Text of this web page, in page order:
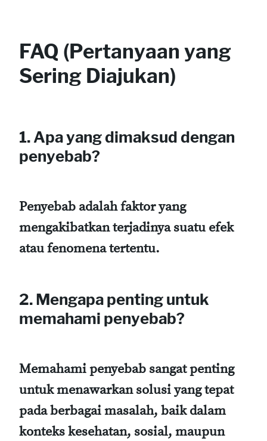
FAQ (Pertanyaan yang
Sering Diajukan)
1. Apa yang dimaksud dengan
penyebab?
Penyebab adalah faktor yang
mengakibatkan terjadinya suatu efek
atau fenomena tertentu.
2. Mengapa penting untuk
memahami penyebab?
Memahami penyebab sangat penting
untuk menawarkan solusi yang tepat
pada berbagai masalah, baik dalam
konteks kesehatan, sosial, maupun